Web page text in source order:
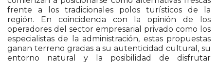
frente a los tradicionales polos turísticos de la
región. En coincidencia con la opinión de los
operadores del sector empresarial privado como los
especialistas de la administración, estas propuestas
ganan terreno gracias a su autenticidad cultural, su
entorno natural y la posibilidad de disfrutar